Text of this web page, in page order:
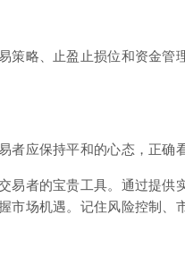
策略、止盈止损位和资金
者应保持平和的心态，正确
易者的宝贵工具。通过提
市场机遇。记住风险控制